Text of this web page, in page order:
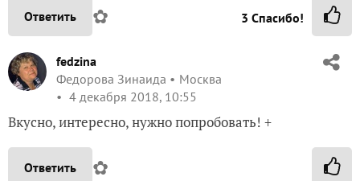
Ответить ✿ 3 Спасибо!
fedzina
Федорова Зинаида
Москва
4 декабря 2018, 10:55
Вкусно, интересно, нужно попробовать! +
Ответить ✿